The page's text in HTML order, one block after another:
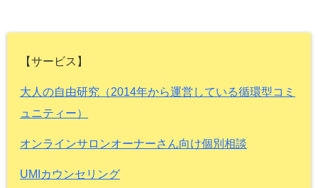
【サービス】
大人の自由研究（2014年から運営している循環型コミ
ュニティー）
オンラインサロンオーナーさん向け個別相談
UMIカウンセリング